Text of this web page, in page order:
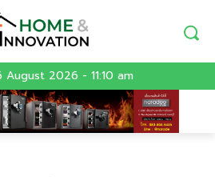
August 2026 - 11:10 am